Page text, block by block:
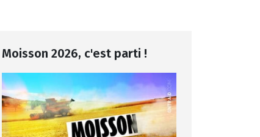
Moisson 2026, c'est parti !